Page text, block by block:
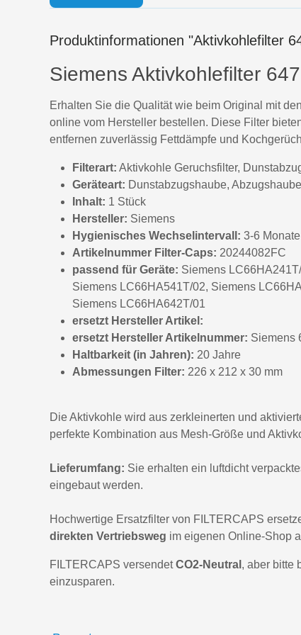
Produktinformationen "Aktivkohlefilter
Siemens Aktivkohlefilter
Erhalten Sie die Qualität wie beim Original mit
online vom Hersteller bestellen. Diese Filter
entfernen zuverlässig Fettdämpfe und
Filterart: Aktivkohle Geruchsfilter,
Geräteart: Dunstabzugshaube,
Inhalt: 1 Stück
Hersteller: Siemens
Hygienisches Wechselintervall: 3-6 Monate
Artikelnummer Filter-Caps: 20244082FC
passend für Geräte: Siemens
Siemens LC66HA541T/02, Siemens
Siemens LC66HA642T/01
ersetzt Hersteller Artikel:
ersetzt Hersteller Artikelnummer: Siemens
Haltbarkeit (in Jahren): 20 Jahre
Abmessungen Filter: 226 x 212 x 30 mm
Die Aktivkohle wird aus zerkleinerten und
perfekte Kombination aus Mesh-Größe und
Lieferumfang: Sie erhalten ein luftdicht
eingebaut werden.
Hochwertige Ersatzfilter von FILTERCAPS
direkten Vertriebsweg im eigenen Online-Shop
FILTERCAPS versendetCO2-Neutral , aber bitte
einzusparen.